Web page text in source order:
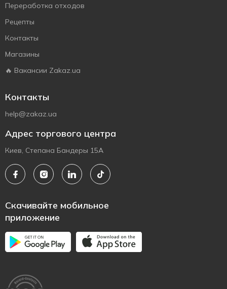
Переработка отходов
Рецепты
Контакты
Магазины
🔥 Вакансии Zakaz.ua
Контакты
help@zakaz.ua
Адрес торгового центра
Киев, Степана Бандеры 15А
Скачивайте мобильное
приложение